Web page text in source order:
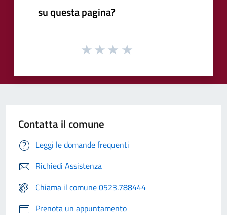
su questa pagina?
Contatta il comune
Leggi le domande frequenti
Richiedi Assistenza
Chiama il comune 0523.788444
Prenota un appuntamento